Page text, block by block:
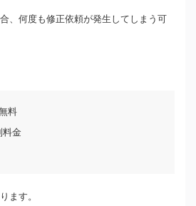
、何度も修正依頼が発生してしまう可
料
料金
ます。